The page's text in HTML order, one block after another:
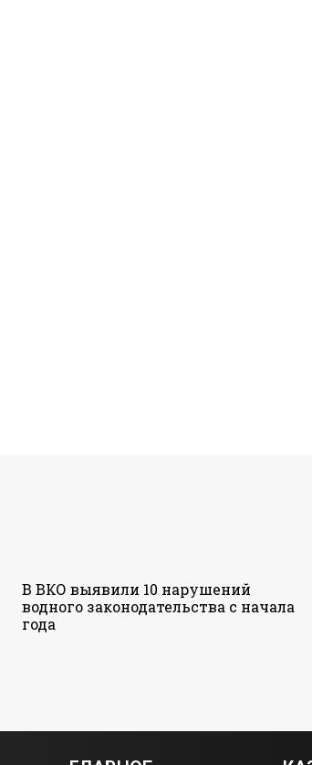
В ВКО выявили 10 нарушений
водного законодательства с начала
года